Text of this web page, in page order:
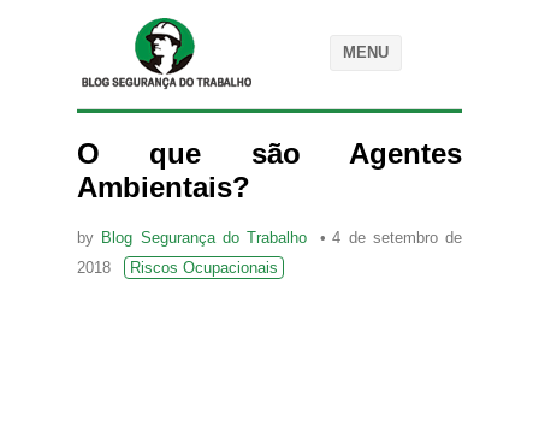
MENU
O que são Agentes
Ambientais?
by Blog Segurança do Trabalho
4 de setembro de
2018
Riscos Ocupacionais